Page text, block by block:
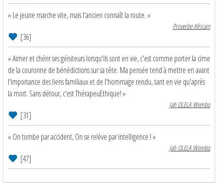
« Le jeune marche vite, mais l'ancien connaît la route. »
Proverbe Africain
[36]
« Aimer et chérir ses géniteurs lorsqu'ils sont en vie, c'est comme porter la cime
de la couronne de bénédictions sur sa tête. Ma pensée tend à mettre en avant
l'importance des liens familiaux et de l'hommage rendu, tant en vie qu'après
la mort. Sans détour, c'est ThérapeuEthique! »
Jah OLELA Wembo
[31]
« On tombe par accident, On se relève par intelligence ! »
Jah OLELA Wembo
[47]